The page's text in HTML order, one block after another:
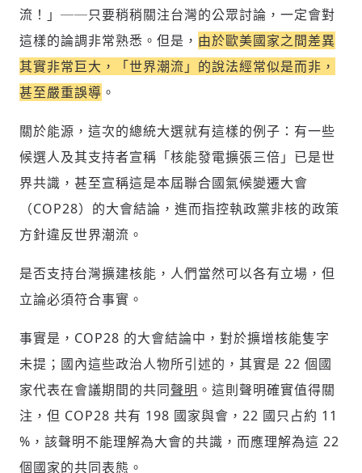
登入或註冊
掌握國際政經脈動
輸入 Email 驗證碼
請輸入發送到的驗證碼
驗證
將此文章當作禮物
近期曾送禮給下列會員
發送禮物
將此文章當作禮物
將此文章以禮物的形式送給朋友嗎
再想一下 確定購買
流！」──只要稍稍關注台灣的公眾討論，一定會對
這樣的論調非常熟悉。但是， 由於歐美國家之間差異
其實非常巨大，「世界潮流」的說法經常似是而非，
甚至嚴重誤導 。
關於能源，這次的總統大選就有這樣的例子：有一些
候選人及其支持者宣稱「核能發電擴張三倍」已是世
界共識，甚至宣稱這是本屆聯合國氣候變遷大會
（COP28）的大會結論，進而指控執政黨非核的政策
方針違反世界潮流。
是否支持台灣擴建核能，人們當然可以各有立場，但
立論必須符合事實。
事實是，COP28 的大會結論中，對於擴增核能隻字
未提；國內這些政治人物所引述的，其實是 22 個國
家代表在會議期間的共同聲明 。這則聲明確實值得關
注，但 COP28 共有 198 國家與會，22 國只占約 11
%，該聲明不能理解為大會的共識，而應理解為這 22
個國家的共同表態。
邀請會員
分享
留言連結
運用段落闡述想法：表達觀點清楚結構，讓
多元領域交流更有脈絡化
討論聚焦議題本身：尊重不同角度的內容、
觀點，以及言論
避免不理性的用詞：不因個人主觀感受不
禁止歧視性的言論：不對他人種族、宗教、
性別等身份，發表歧視言論
嚇、髒話、威脅、性暗示等文字
選擇留言文字給平台的使用範疇（皆註記
留言文字開放授權
留言文字開放引用
陪你從「科技+人文」視角，深入國際政經脈動
35元/週解鎖付費會員專屬內容
成為付費會員，即可擁有：
✓ 會員專屬 8 折活動報名優惠
立即成為付費會員
已經是付費會員？登入繼續閱讀